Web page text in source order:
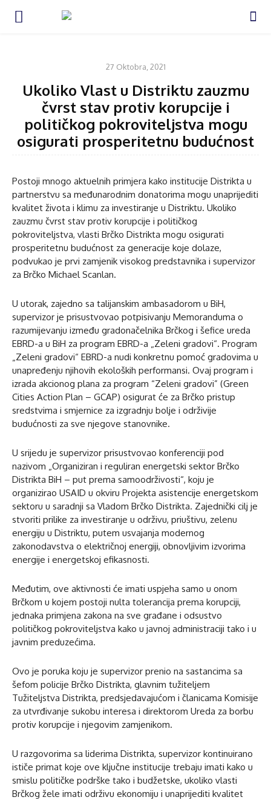
27 Oktobra, 2021
Ukoliko Vlast u Distriktu zauzmu
čvrst stav protiv korupcije i
političkog pokroviteljstva mogu
osigurati prosperitetnu budućnost
Postoji mnogo aktuelnih primjera kako institucije Distrikta u
partnerstvu sa međunarodnim donatorima mogu unaprijediti
kvalitet života i klimu za investiranje u Distriktu. Ukoliko
zauzmu čvrst stav protiv korupcije i političkog
pokroviteljstva, vlasti Brčko Distrikta mogu osigurati
prosperitetnu budućnost za generacije koje dolaze,
podvukao je prvi zamjenik visokog predstavnika i supervizor
za Brčko Michael Scanlan.
U utorak, zajedno sa talijanskim ambasadorom u BiH,
supervizor je prisustvovao potpisivanju Memoranduma o
razumijevanju između gradonačelnika Brčkog i šefice ureda
EBRD-a u BiH za program EBRD-a „Zeleni gradovi“. Program
„Zeleni gradovi“ EBRD-a nudi konkretnu pomoć gradovima u
unapređenju njihovih ekoloških performansi. Ovaj program i
izrada akcionog plana za program “Zeleni gradovi” (Green
Cities Action Plan – GCAP) osigurat će za Brčko pristup
sredstvima i smjernice za izgradnju bolje i održivije
budućnosti za sve njegove stanovnike.
U srijedu je supervizor prisustvovao konferenciji pod
nazivom „Organiziran i reguliran energetski sektor Brčko
Distrikta BiH – put prema samoodrživosti“, koju je
organizirao USAID u okviru Projekta asistencije energetskom
sektoru u saradnji sa Vladom Brčko Distrikta. Zajednički cilj je
stvoriti prilike za investiranje u održivu, priuštivu, zelenu
energiju u Distriktu, putem usvajanja modernog
zakonodavstva o električnoj energiji, obnovljivim izvorima
energije i energetskoj efikasnosti.
Međutim, ove aktivnosti će imati uspjeha samo u onom
Brčkom u kojem postoji nulta tolerancija prema korupciji,
jednaka primjena zakona na sve građane i odsustvo
političkog pokroviteljstva kako u javnoj administraciji tako i u
javnim preduzećima.
Ovo je poruka koju je supervizor prenio na sastancima sa
šefom policije Brčko Distrikta, glavnim tužiteljem
Tužiteljstva Distrikta, predsjedavajućom i članicama Komisije
za utvrđivanje sukobu interesa i direktorom Ureda za borbu
protiv korupcije i njegovim zamjenikom.
U razgovorima sa liderima Distrikta, supervizor kontinuirano
ističe primat koje ove ključne institucije trebaju imati kako u
smislu političke podrške tako i budžetske, ukoliko vlasti
Brčkog žele imati održivu ekonomiju i unaprijediti kvalitet